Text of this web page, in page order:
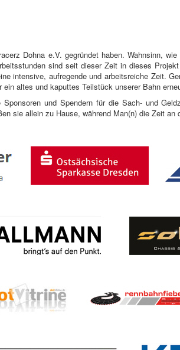
Dohna e.V. gegründet haben. Wahnsinn,
sind seit dieser Zeit in dieses
intensive, aufregende und arbeitsreiche Zeit.
altes und kaputtes Teilstück unserer Bahn
und Spendern für die Sach- und
sie allein zu Hause, während Man(n) die Zeit an